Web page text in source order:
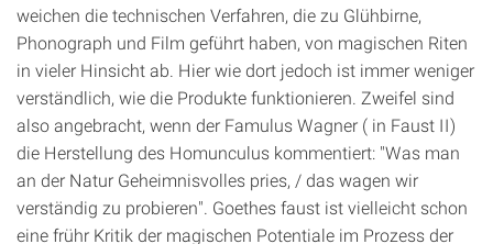
weichen die technischen Verfahren, die zu Glühbirne,
Phonograph und Film geführt haben, von magischen Riten
in vieler Hinsicht ab. Hier wie dort jedoch ist immer weniger
verständlich, wie die Produkte funktionieren. Zweifel sind
also angebracht, wenn der Famulus Wagner ( in Faust II)
die Herstellung des Homunculus kommentiert: "Was man
an der Natur Geheimnisvolles pries, / das wagen wir
verständig zu probieren". Goethes faust ist vielleicht schon
eine frühr Kritik der magischen Potentiale im Prozess der